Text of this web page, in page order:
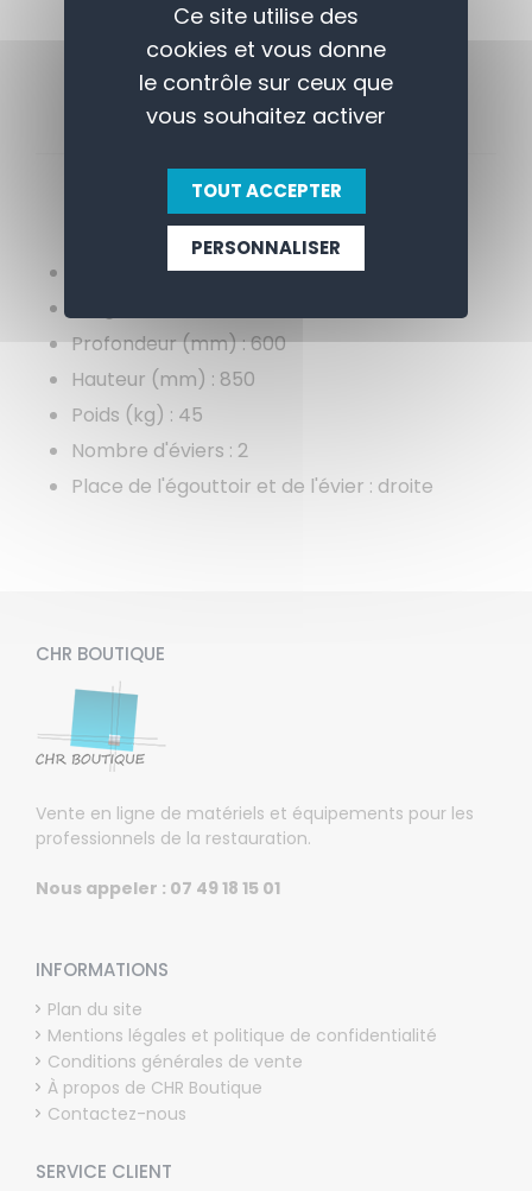
CONTACTEZ-NOUS
Construction inox 18/10
Profondeur (mm) : 600
Hauteur (mm) : 850
Poids (kg) : 45
Nombre d'éviers : 2
Place de l'égouttoir et de l'évier : droite
CHR BOUTIQUE
Vente en ligne de matériels et équipements pour les
professionnels de la restauration.
Nous appeler : 07 49 18 15 01
INFORMATIONS
Plan du site
Mentions légales et politique de confidentialité
Conditions générales de vente
À propos de CHR Boutique
Contactez-nous
SERVICE CLIENT
Ce site utilise des
cookies et vous donne
le contrôle sur ceux que
vous souhaitez activer
TOUT ACCEPTER
PERSONNALISER